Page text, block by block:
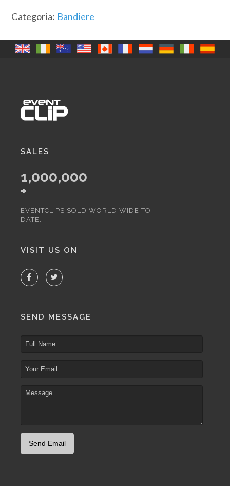
Categoria: Bandiere
SALES
1,000,000
+
EVENTCLIPS SOLD WORLD WIDE TO-
DATE.
VISIT US ON
SEND MESSAGE